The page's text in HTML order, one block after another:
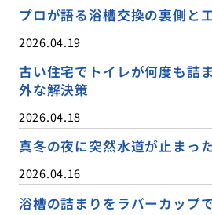
プロが語る浴槽交換の裏側と
2026.04.19
古い住宅でトイレが何度も詰
外な解決策
2026.04.18
真冬の夜に突然水道が止まっ
2026.04.16
浴槽の詰まりをラバーカップ